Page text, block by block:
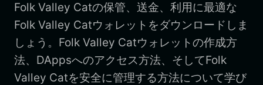
Folk Valley Catの保管、送金、利用に最適な
Folk Valley Catウォレットをダウンロードしま
しょう。Folk Valley Catウォレットの作成方
法、DAppsへのアクセス方法、そしてFolk
Valley Catを安全に管理する方法について学び